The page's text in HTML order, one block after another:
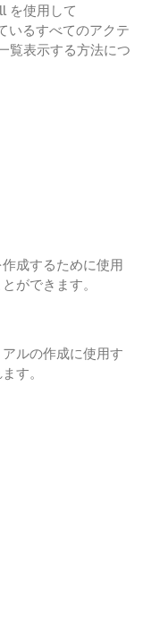
を使用して
いるすべてのアクテ
覧表示する方法につ
成するために使用
ができます。
ルの作成に使用す
す。